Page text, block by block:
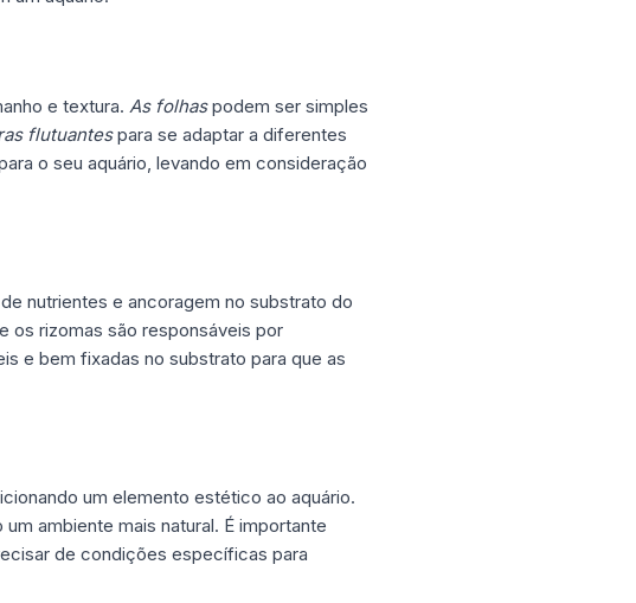
e textura. As folhaspodem ser simples
flutuantespara se adaptar a diferentes
o seu aquário, levando em consideração
nutrientes e ancoragem no substrato do
os rizomas são responsáveis por
e bem fixadas no substrato para que as
um elemento estético ao aquário.
ambiente mais natural. É importante
de condições específicas para